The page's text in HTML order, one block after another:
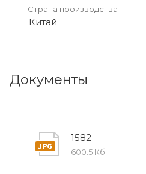
Страна производства
Китай
Документы
1582
600.5 Кб